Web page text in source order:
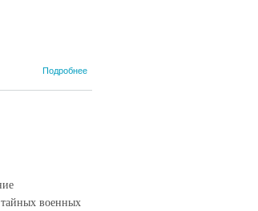
Подробнее
военных